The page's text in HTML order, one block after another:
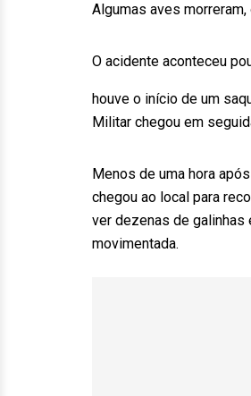
Algumas aves
O acidente aconteceu
houve o início de um
Militar chegou em
Menos de uma hora
chegou ao local para
ver dezenas de galinhas
movimentada.